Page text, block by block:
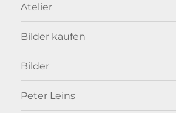
Atelier
Bilder kaufen
Bilder
Peter Leins